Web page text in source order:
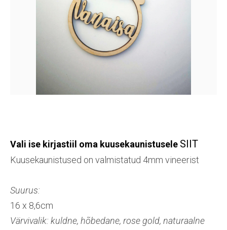
Vali ise kirjastiil oma kuusekaunistusele SIIT
Kuusekaunistused on valmistatud 4mm vineerist
Suurus:
16 x 8,6cm
Värvivalik: kuldne, hõbedane, rose gold, naturaalne